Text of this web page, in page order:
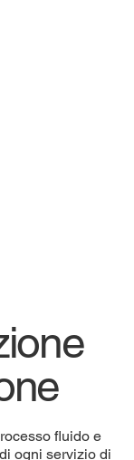
fluido e
ogni servizio di